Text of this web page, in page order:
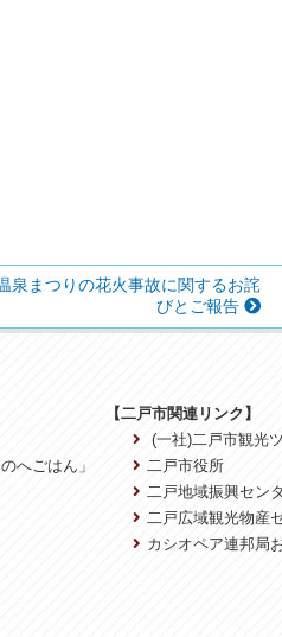
泉まつりの花火事故に関するお詫
びとご報告
へごはん」
【二戸市関連リンク】
(一社)二戸市観光
二戸市役所
二戸地域振興セン
二戸広域観光物産
カシオペア連邦局